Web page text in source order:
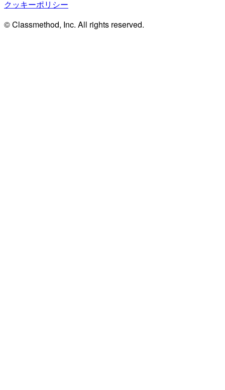
クッキーポリシー
© Classmethod, Inc. All rights reserved.